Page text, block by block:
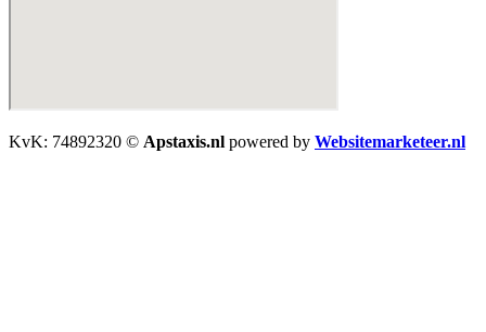
KvK: 74892320 © Apstaxis.nl powered by Websitemarketeer.nl